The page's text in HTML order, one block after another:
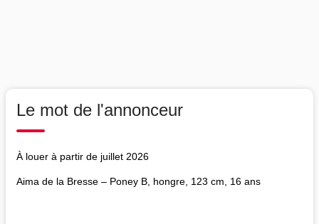
Le mot de l'annonceur
À louer à partir de juillet 2026
Aima de la Bresse – Poney B, hongre, 123 cm, 16 ans